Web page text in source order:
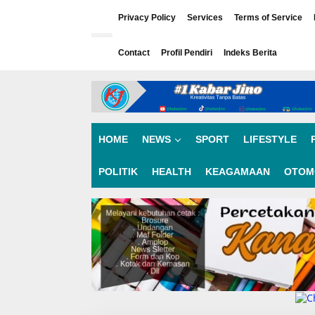
Privacy Policy Services Terms of Service
Contact Profil Pendiri Indeks Berita
HOME NEWS SPORT LIFESTYLE
POLITIK HEALTH KEAGAMAAN